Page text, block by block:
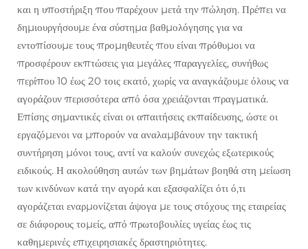
και η υποστήριξη που παρέχουν μετά την πώληση. Πρέπει να
δημιουργήσουμε ένα σύστημα βαθμολόγησης για να
εντοπίσουμε τους προμηθευτές που είναι πρόθυμοι να
προσφέρουν εκπτώσεις για μεγάλες παραγγελίες, συνήθως
περίπου 10 έως 20 τοις εκατό, χωρίς να αναγκάζουμε όλους να
αγοράζουν περισσότερα από όσα χρειάζονται πραγματικά.
Επίσης σημαντικές είναι οι απαιτήσεις εκπαίδευσης, ώστε οι
εργαζόμενοι να μπορούν να αναλαμβάνουν την τακτική
συντήρηση μόνοι τους, αντί να καλούν συνεχώς εξωτερικούς
ειδικούς. Η ακολούθηση αυτών των βημάτων βοηθά στη μείωση
των κινδύνων κατά την αγορά και εξασφαλίζει ότι ό,τι
αγοράζεται εναρμονίζεται άψογα με τους στόχους της εταιρείας
σε διάφορους τομείς, από πρωτοβουλίες υγείας έως τις
καθημερινές επιχειρησιακές δραστηριότητες.